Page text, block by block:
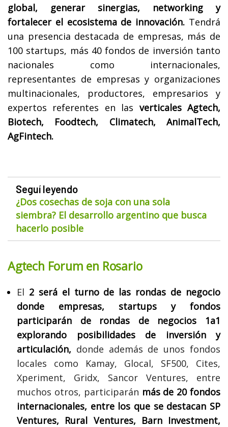
global, generar sinergias, networking y
fortalecer el ecosistema de innovación. Tendrá
una presencia destacada de empresas, más de
100 startups, más 40 fondos de inversión tanto
nacionales como internacionales,
representantes de empresas y organizaciones
multinacionales, productores, empresarios y
expertos referentes en las verticales Agtech,
Biotech, Foodtech, Climatech, AnimalTech,
AgFintech.
Seguí leyendo
¿Dos cosechas de soja con una sola
siembra? El desarrollo argentino que busca
hacerlo posible
Agtech Forum en Rosario
El 2 será el turno de las rondas de negocio
donde empresas, startups y fondos
participarán de rondas de negocios 1a1
explorando posibilidades de inversión y
articulación, donde además de unos fondos
locales como Kamay, Glocal, SF500, Cites,
Xperiment, Gridx, Sancor Ventures, entre
muchos otros, participarán más de 20 fondos
internacionales, entre los que se destacan SP
Ventures, Rural Ventures, Barn Investment,